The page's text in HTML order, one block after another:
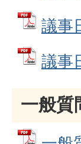
議事
議事
一般質